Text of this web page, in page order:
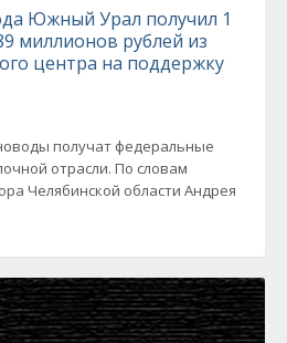
Южный Урал получил 1
миллионов рублей из
центра на поддержку
получат федеральные
отрасли. По словам
Челябинской области Андрея